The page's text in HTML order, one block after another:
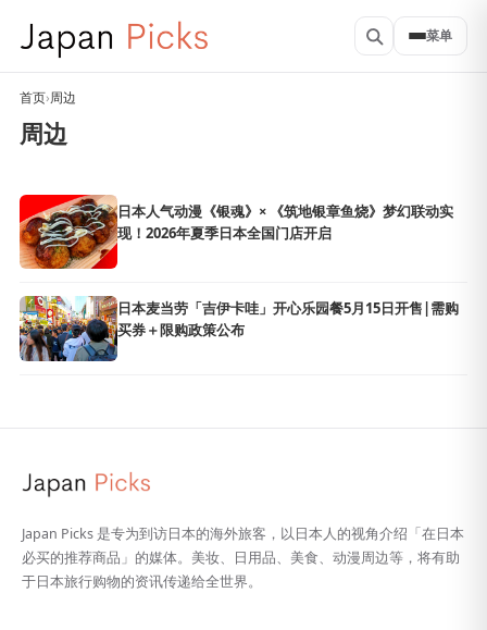
菜单
首页›周边
周边
日本人气动漫《银魂》× 《筑地银章鱼烧》梦幻联动实
现！2026年夏季日本全国门店开启
日本麦当劳「吉伊卡哇」开心乐园餐5月15日开售|需购
买券＋限购政策公布
Japan Picks 是专为到访日本的海外旅客，以日本人的视角介绍「在日本
必买的推荐商品」的媒体。美妆、日用品、美食、动漫周边等，将有助
于日本旅行购物的资讯传递给全世界。